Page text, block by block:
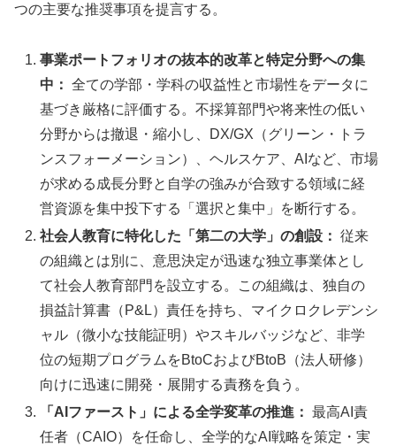
つの主要な推奨事項を提言する。
事業ポートフォリオの抜本的改革と特定分野への集
中： 全ての学部・学科の収益性と市場性をデータに
基づき厳格に評価する。不採算部門や将来性の低い
分野からは撤退・縮小し、DX/GX（グリーン・トラ
ンスフォーメーション）、ヘルスケア、AIなど、市場
が求める成長分野と自学の強みが合致する領域に経
営資源を集中投下する「選択と集中」を断行する。
社会人教育に特化した「第二の大学」の創設： 従来
の組織とは別に、意思決定が迅速な独立事業体とし
て社会人教育部門を設立する。この組織は、独自の
損益計算書（P&L）責任を持ち、マイクロクレデンシ
ャル（微小な技能証明）やスキルバッジなど、非学
位の短期プログラムをBtoCおよびBtoB（法人研修）
向けに迅速に開発・展開する責務を負う。
「AIファースト」による全学変革の推進： 最高AI責
任者（CAIO）を任命し、全学的なAI戦略を策定・実